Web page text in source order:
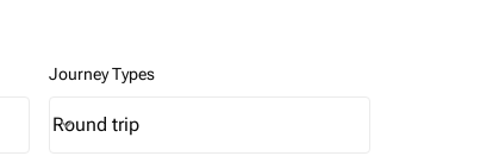
Journey Types
Journey Types option Round trip Selected
Round trip
keyboard_arrow_down